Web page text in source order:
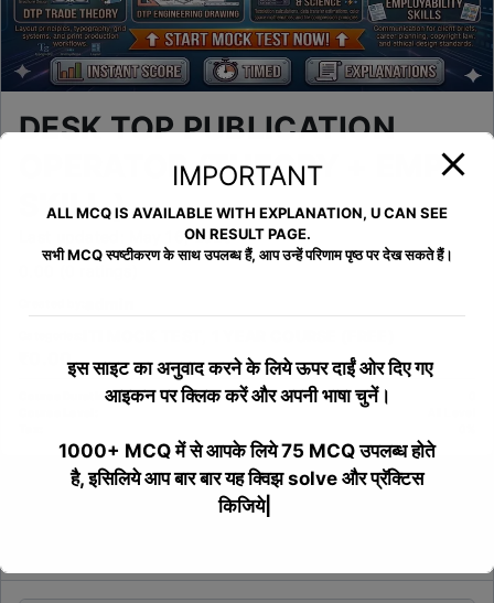
DESK TOP PUBLICATION
OPERATOR (THEORY + EMP
SKILL )
Last updated: May 16, 2026
₹0.00
Course Duration:
Overview Curriculum Instructor Reviews
IMPORTANT
ALL MCQ IS AVAILABLE WITH EXPLANATION, U CAN SEE
ON RESULT PAGE.
सभी MCQ स्पष्टीकरण के साथ उपलब्ध हैं, आप उन्हें परिणाम पृष्ठ पर देख सकते हैं।
इस साइट का अनुवाद करने के लियेऊपर दाईं ओर दिए गए
आइकन पर क्लिक करें और अपनी भाषा चुनें।
1000+ MCQ में से आपके लिये 75 MCQ उपलब्ध होते
है, इसिलिये आप बार बार यह क्विझ solve और प्रॅक्टिस
किजिये|
This will close in15seconds